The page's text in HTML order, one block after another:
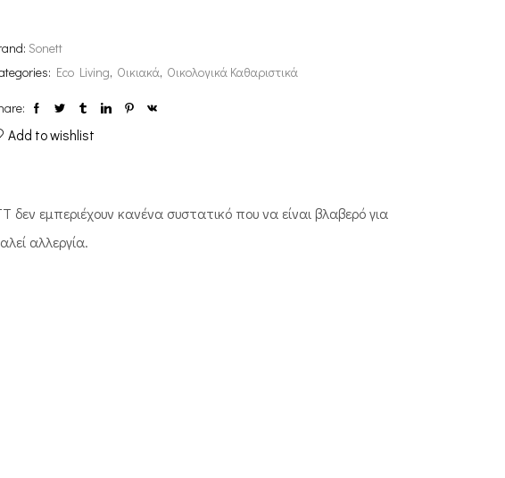
Sonett
Eco Living, Οικιακά, Οικολογικά Καθαριστικά
Add to wishlist
εμπεριέχουν κανένα συστατικό που να είναι βλαβερό για
αλλεργία.